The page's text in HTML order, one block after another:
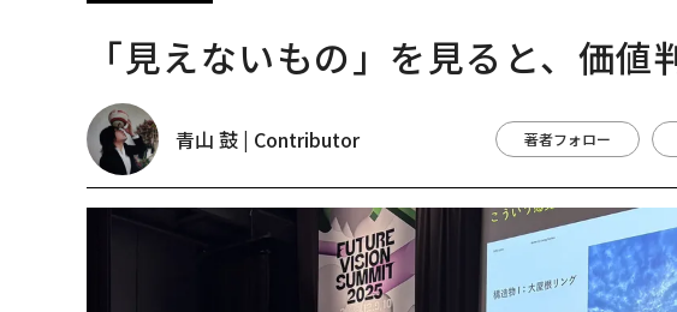
「見えないもの」を見ると、価
青山 鼓 | Contributor 著者フォロー